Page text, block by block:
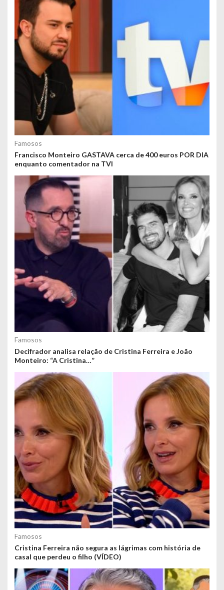
Famosos
Francisco Monteiro GASTAVA cerca de 400 euros POR DIA
enquanto comentador na TVI
Famosos
Decifrador analisa relação de Cristina Ferreira e João
Monteiro: “A Cristina…”
Famosos
Cristina Ferreira não segura as lágrimas com história de
casal que perdeu o filho (VÍDEO)